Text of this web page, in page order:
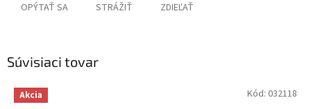
OPÝTAŤ SA STRÁŽIŤ ZDIEĽAŤ
Súvisiaci tovar
Akcia Kód: 032118